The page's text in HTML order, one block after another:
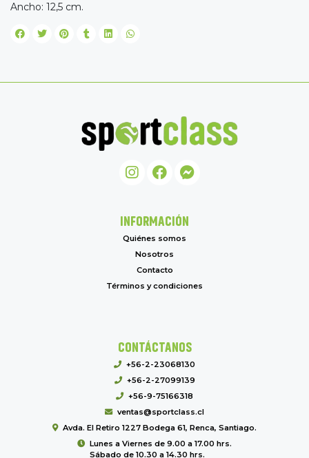
Ancho: 12,5 cm.
INFORMACIÓN
Quiénes somos
Nosotros
Contacto
Términos y condiciones
CONTÁCTANOS
+56-2-23068130
+56-2-27099139
+56-9-75166318
ventas@sportclass.cl
Avda. El Retiro 1227 Bodega 61, Renca, Santiago.
Lunes a Viernes de 9.00 a 17.00 hrs.
Sábado de 10.30 a 14.30 hrs.